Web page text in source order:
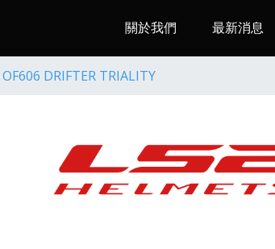
關於我們 最新消息
OF606 DRIFTER TRIALITY